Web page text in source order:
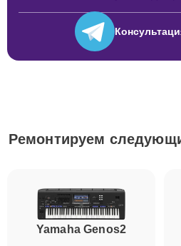
Ремонтируем
Yamaha Genos2